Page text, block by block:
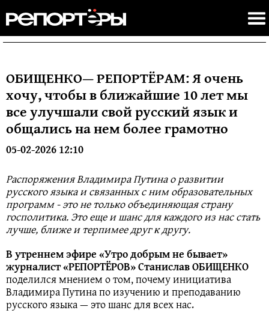
ОБИЩЕНКО— РЕПОРТЁРАМ: Я очень
хочу, чтобы в ближайшие 10 лет мы
все улучшали свой русский язык и
общались на нем более грамотно
05-02-2026 12:10
Распоряжения Владимира Путина о развитии
русского языка и связанных с ним образовательных
программ - это не только объединяющая страну
госполитика. Это еще и шанс для каждого из нас стать
лучше, ближе и терпимее друг к другу.
В утреннем эфире «Утро добрым не бывает»
журналист «РЕПОРТЁРОВ» Станислав ОБИЩЕНКО
поделился мнением о том, почему инициатива
Владимира Путина по изучению и преподаванию
русского языка — это шанс для всех нас.